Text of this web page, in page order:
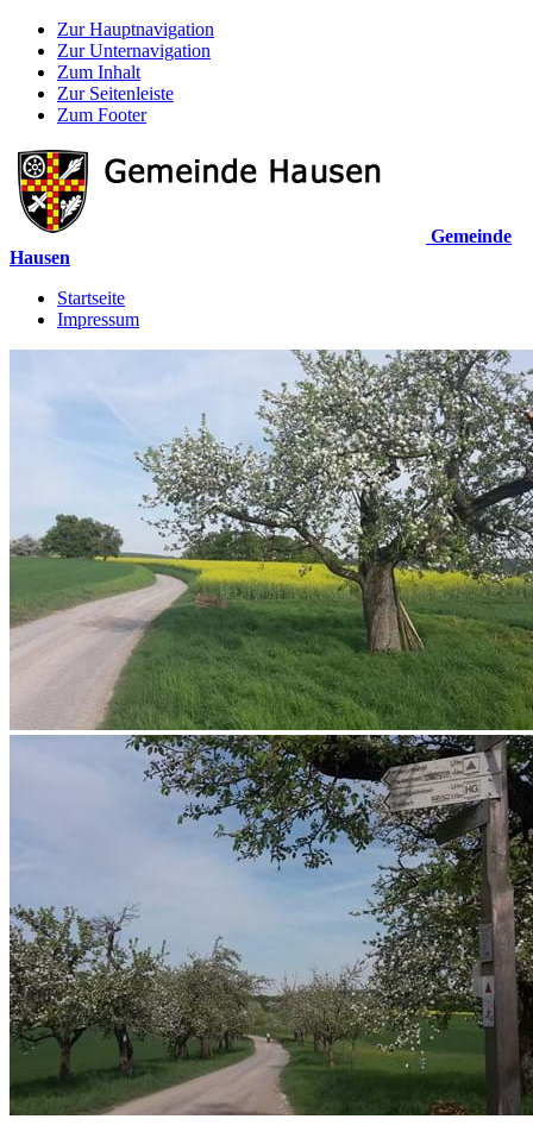
Zur Hauptnavigation
Zur Unternavigation
Zum Inhalt
Zur Seitenleiste
Zum Footer
Gemeinde
Hausen
Startseite
Impressum